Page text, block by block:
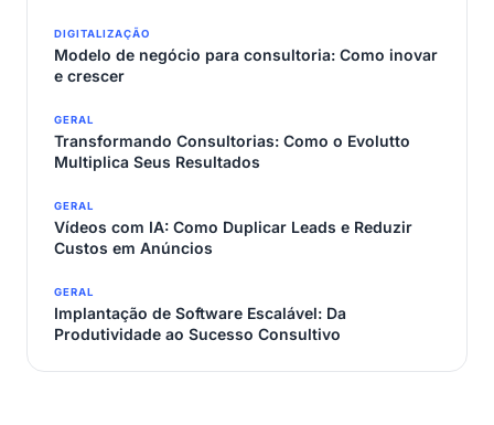
DIGITALIZAÇÃO
Modelo de negócio para consultoria: Como inovar
e crescer
GERAL
Transformando Consultorias: Como o Evolutto
Multiplica Seus Resultados
GERAL
Vídeos com IA: Como Duplicar Leads e Reduzir
Custos em Anúncios
GERAL
Implantação de Software Escalável: Da
Produtividade ao Sucesso Consultivo